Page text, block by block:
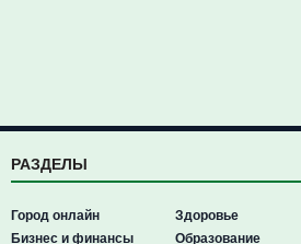
РАЗДЕЛЫ
Город онлайн
Бизнес и финансы
Здоровье
Образование